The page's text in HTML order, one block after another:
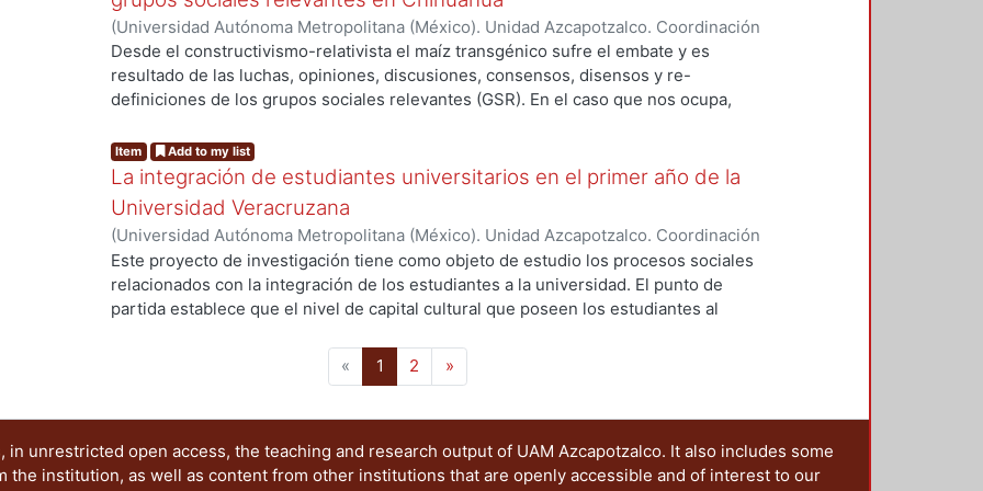
bioseguridad para el control del movimiento transfronterizo de los granos GM. De
igual forma, estudiar la función que guarda el Sistema Aduanero de México (SAM)
en el marco de la bioseguridad en un contexto de globalización de la economía
mundial, dibujando el panorama de infraestructura, creación de capacidades
(recursos humanos, capacitación) e inversión para el control del movimiento
(Universidad Autónoma Metropolitana (México). Unidad Azcapotzalco. Coordinación
de Servicios de Información.,2014-07-11)FERNANDEZ NAVA, MARCO ANTONIO
Desde el constructivismo-relativista el maíz transgénico sufre el embate y es
resultado de las luchas, opiniones, discusiones, consensos, disensos y re-
definiciones de los grupos sociales relevantes (GSR). En el caso que nos ocupa,
construyen y constituyen los artefactos en la controversia.
Item Add to my list
La integración de estudiantes universitarios en el primer año de la
Universidad Veracruzana
(Universidad Autónoma Metropolitana (México). Unidad Azcapotzalco. Coordinación
de Servicios de Información.,2012-03-20) Suarez Dominguez, José Luis
Este proyecto de investigación tiene como objeto de estudio los procesos sociales
relacionados con la integración de los estudiantes a la universidad. El punto de
partida establece que el nivel de capital cultural que poseen los estudiantes al
importante las prácticas sociales, culturales y académicas llevadas a cabo durante
el primer año de estudios. Dichas prácticas son las que conducen a los estudiantes
« 1 (current)
2 »
unrestricted open access, the teaching and research output of UAM Azcapotzalco. It also includes some
the institution, as well as content from other institutions that are openly accessible and of interest to our